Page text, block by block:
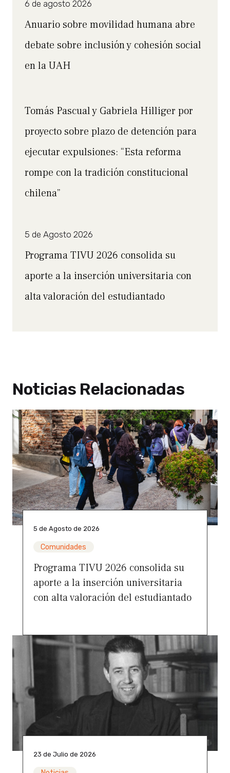
6 de agosto 2026
Anuario sobre movilidad humana abre
debate sobre inclusión y cohesión social
en la UAH
Tomás Pascual y Gabriela Hilliger por
proyecto sobre plazo de detención para
ejecutar expulsiones: “Esta reforma
rompe con la tradición constitucional
chilena”
5 de Agosto 2026
Programa TIVU 2026 consolida su
aporte a la inserción universitaria con
alta valoración del estudiantado
Noticias Relacionadas
5 de Agosto de 2026
Comunidades
Programa TIVU 2026 consolida su
aporte a la inserción universitaria
con alta valoración del estudiantado
23 de Julio de 2026